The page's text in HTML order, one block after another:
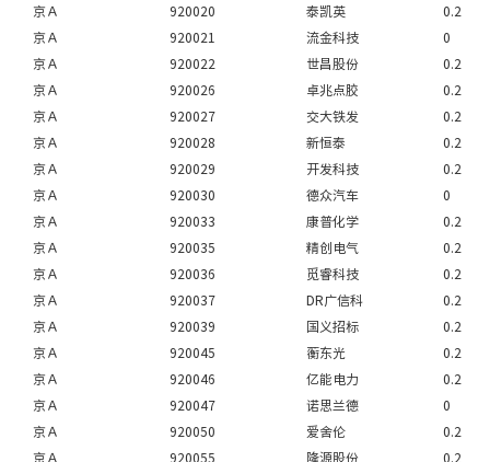
京Ａ
920020 泰凯英
0.2
京Ａ
920021 流金科技
0
京Ａ
920022 世昌股份
0.2
京Ａ
920026 卓兆点胶
0.2
京Ａ
920027 交大铁发
0.2
京Ａ
920028 新恒泰
0.2
京Ａ
920029 开发科技
0.2
京Ａ
920030 德众汽车
0
京Ａ
920033 康普化学
0.2
京Ａ
920035 精创电气
0.2
京Ａ
920036 觅睿科技
0.2
京Ａ
920037 DR广信科
0.2
京Ａ
920039 国义招标
0.2
京Ａ
920045 蘅东光
0.2
京Ａ
920046 亿能电力
0.2
京Ａ
920047 诺思兰德
0
京Ａ
920050 爱舍伦
0.2
京Ａ
920055 隆源股份
0.2